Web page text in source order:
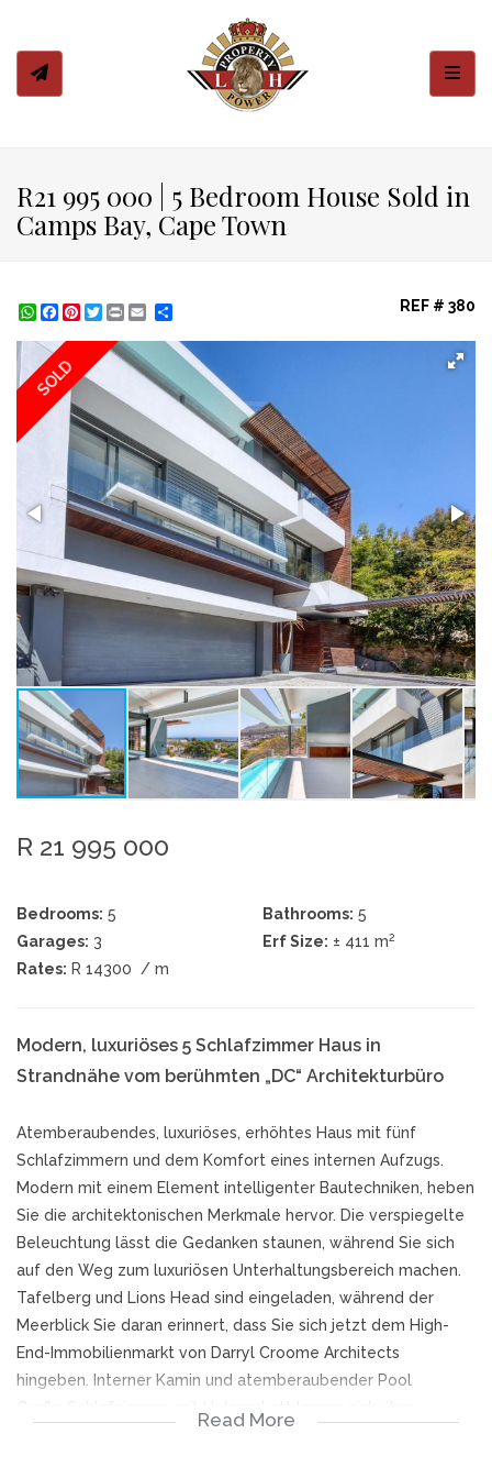
R21 995 000 | 5 Bedroom House Sold in
Camps Bay, Cape Town
WhatsApp
Facebook
Pinterest
Twitter
Print REF # 380
SOLD
R 21 995 000
Bedrooms: 5 Bathrooms: 5
Garages: 3 Erf Size: ± 411 m2
Rates: R 14300 / m
Modern, luxuriöses 5 Schlafzimmer Haus in
Strandnähe vom berühmten „DC“ Architekturbüro
Atemberaubendes, luxuriöses, erhöhtes Haus mit fünf
Schlafzimmern und dem Komfort eines internen Aufzugs.
Modern mit einem Element intelligenter Bautechniken, heben
Sie die architektonischen Merkmale hervor. Die verspiegelte
Beleuchtung lässt die Gedanken staunen, während Sie sich
auf den Weg zum luxuriösen Unterhaltungsbereich machen.
Tafelberg und Lions Head sind eingeladen, während der
Meerblick Sie daran erinnert, dass Sie sich jetzt dem High-
End-Immobilienmarkt von Darryl Croome Architects
hingeben. Interner Kamin und atemberaubender Pool
Read More